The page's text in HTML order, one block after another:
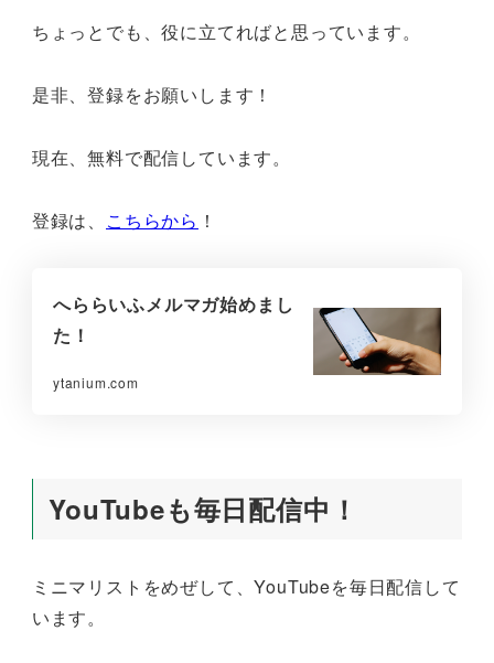
ちょっとでも、役に立てればと思っています。
是非、登録をお願いします！
現在、無料で配信しています。
登録は、 こちらから ！
へららいふメルマガ始めまし
た！
ytanium.com
YouTubeも毎日配信中！
ミニマリストをめぜして、YouTubeを毎日配信して
います。